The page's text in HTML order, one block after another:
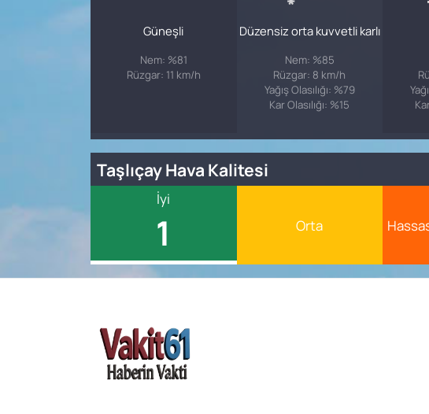
Güneşli
Nem: %81
Rüzgar: 11 km/h
Düzensiz orta kuvvetli karlı
Nem: %85
Rüzgar: 8 km/h
Yağış Olasılığı: %79
Kar Olasılığı: %15
Taşlıçay Hava Kalitesi
İyi
1 Orta